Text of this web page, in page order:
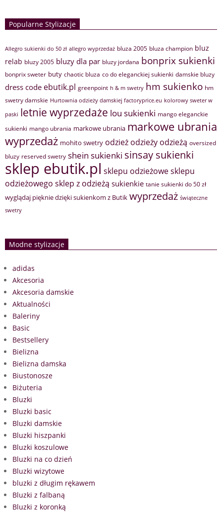
Popularne Stylizacje
Allegro sukienki do 50 zł allegro wyprzedaż bluza 2005 bluza champion bluz
relab bluzy 2005 bluzy dla par bluzy jordana bonprix sukienki
bonprix sweter buty chaotic bluza co do eleganckiej sukienki damskie bluzy
dress code ebutik.pl greenpoint h & m swetry hm sukienko hm
swetry damskie Hurtownia odzieży damskiej factoryprice.eu kolorowy sweter w
paski letnie wyprzedaże lou sukienki mango eleganckie
sukienki mango ubrania markowe ubrania markowe ubrania
wyprzedaż mohito swetry odzież odzieży odzieżą oversized
bluzy reserved swetry shein sukienki sinsay sukienki
sklep ebutik.pl sklepu odzieżowesklepu
odzieżowego sklep z odzieżą sukienkie tanie sukienki do 50 zł
wyglądaj pięknie dzięki sukienkom z Butik wyprzedaż świąteczne
swetry
Modne stylizacje
adidas
Akcesoria
Akcesoria damskie
Aktualności
Baleriny
Basic
Bestsellery
Bielizna
Bielizna damska
Biustonosze
Biżuteria
Bluzki
Bluzki basic
Bluzki damskie
Bluzki hiszpanki
Bluzki koszulowe
Bluzki na co dzień
Bluzki wizytowe
bluzki z długim rękawem
Bluzki z falbaną
Bluzki z koronką